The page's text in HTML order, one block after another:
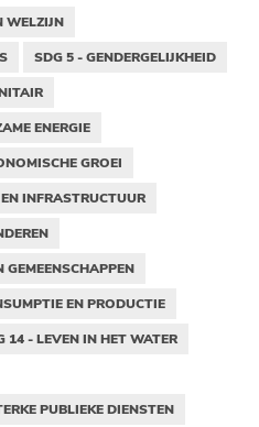
WELZIJN
SDG 5 - GENDERGELIJKHEID
ENERGIE
GROEI
INFRASTRUCTUUR
GEMEENSCHAPPEN
EN PRODUCTIE
14 - LEVEN IN HET WATER
PUBLIEKE DIENSTEN